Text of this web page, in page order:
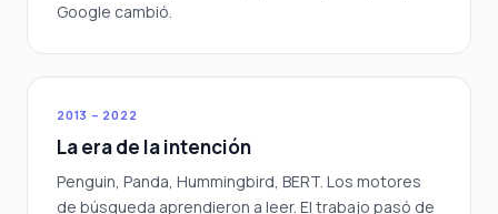
Google cambió.
2013 – 2022
La era de la intención
Penguin, Panda, Hummingbird, BERT. Los motores
de búsqueda aprendieron a leer. El trabajo pasó de